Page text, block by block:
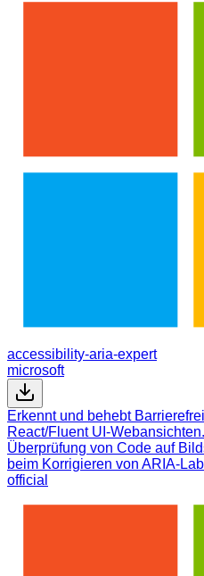
accessibility-aria-expert
microsoft
Erkennt und behebt
React/Fluent UI-
Überprüfung von Code auf
beim Korrigieren von ARIA-
official